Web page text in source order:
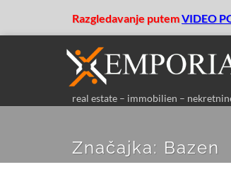
Razgledavanje putemVIDEO
real estate – immobilien –
Značajka: Bazen